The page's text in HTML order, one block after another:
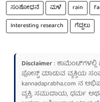
ಸಂಶೋಧನೆ ಮಳೆ rain
Interesting research
ಗೆದ್ದಲು
Disclaimer: ಕಾಮೆಂಟ್‌ಗಳಲ್ಲಿ
ಪೋಸ್ಟ್ ಮಾಡುವ ವ್ಯಕ್ತಿಯ
kannadaprabha.com ನ
ವ್ಯಕ್ತಿ, ಸಮುದಾಯ, ಧರ್ಮ